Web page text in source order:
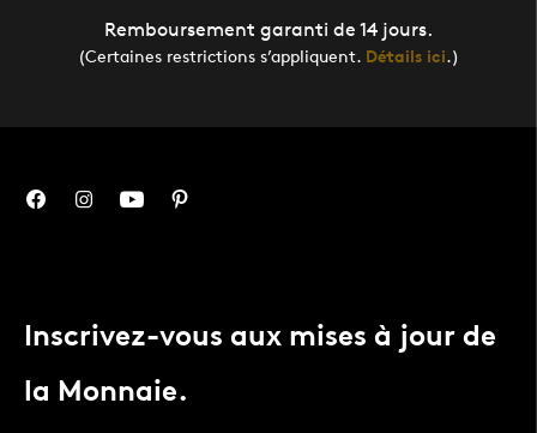
Remboursement garanti de 14 jours.
(Certaines restrictions s’appliquent. Détails ici.)
Inscrivez-vous aux mises à jour de
la Monnaie.